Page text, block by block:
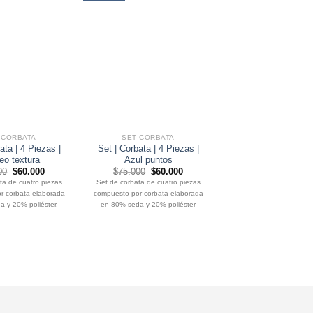
| 4 Piezas |
textura
El
precio
original
era:
$75.000.
$60.000El
precio
actual
es:
$60.000.
de cuatro piezas
corbata elaborada
y 20% poliéster.
SET CORBATA
Set | Corbata | 4 Piezas |
Azul puntos
$75.000 El
precio
original
era:
$75.000.
$60.000El
precio
actual
es:
$60.000.
Set de corbata de cuatro piezas
compuesto por corbata elaborada
en 80% seda y 20% poliéster